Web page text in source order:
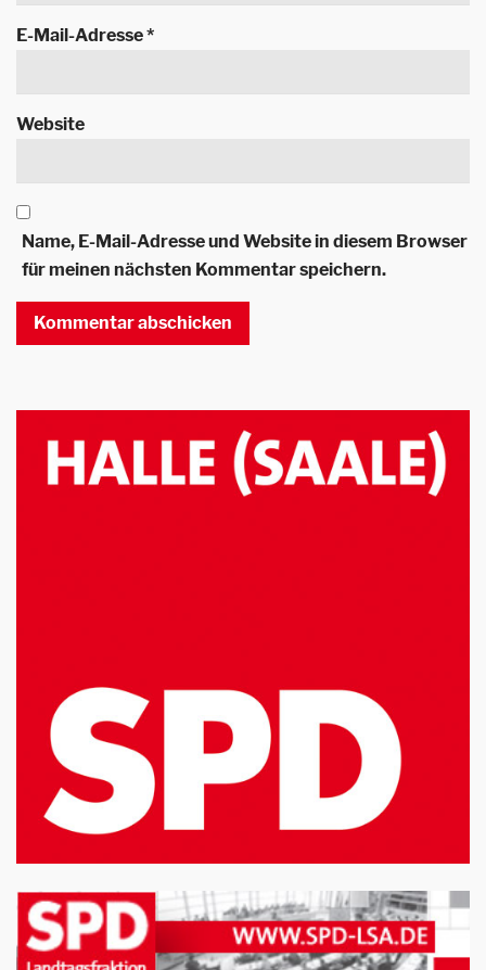
E-Mail-Adresse*
Website
Name, E-Mail-Adresse und Website in diesem Browser
für meinen nächsten Kommentar speichern.